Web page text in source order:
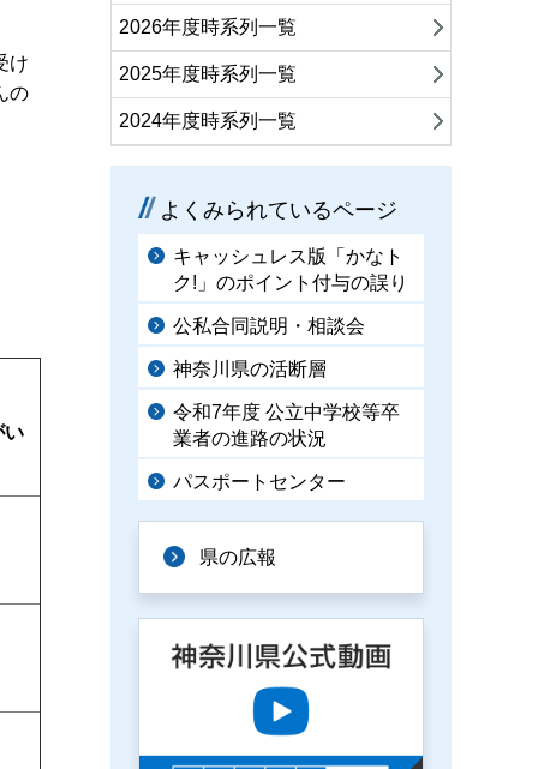
け
の
い
2026年度時系列一覧
2025年度時系列一覧
2024年度時系列一覧
よくみられているページ
キャッシュレス版「かなト
ク!」のポイント付与の誤り
公私合同説明・相談会
神奈川県の活断層
令和7年度 公立中学校等卒
業者の進路の状況
パスポートセンター
県の広報